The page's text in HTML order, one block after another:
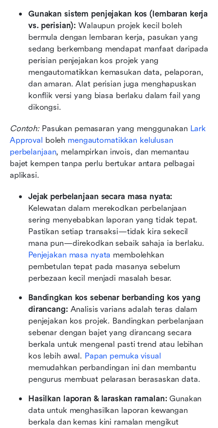
Gunakan sistem penjejakan kos (lembaran kerja
vs. perisian): Walaupun projek kecil boleh
bermula dengan lembaran kerja, pasukan yang
sedang berkembang mendapat manfaat daripada
perisian penjejakan kos projek yang
mengautomatikkan kemasukan data, pelaporan,
dan amaran. Alat perisian juga menghapuskan
konflik versi yang biasa berlaku dalam fail yang
dikongsi.
Contoh: Pasukan pemasaran yang menggunakan Lark
Approval boleh mengautomatikkan kelulusan
perbelanjaan, melampirkan invois, dan memantau
bajet kempen tanpa perlu bertukar antara pelbagai
aplikasi.
Jejak perbelanjaan secara masa nyata:
Kelewatan dalam merekodkan perbelanjaan
sering menyebabkan laporan yang tidak tepat.
Pastikan setiap transaksi—tidak kira sekecil
Penjejakan masa nyata membolehkan
pembetulan tepat pada masanya sebelum
perbezaan kecil menjadi masalah besar.
Bandingkan kos sebenar berbanding kos yang
dirancang: Analisis varians adalah teras dalam
penjejakan kos projek. Bandingkan perbelanjaan
sebenar dengan bajet yang dirancang secara
berkala untuk mengenal pasti trend atau lebihan
kos lebih awal. Papan pemuka visual
memudahkan perbandingan ini dan membantu
pengurus membuat pelarasan berasaskan data.
Hasilkan laporan & laraskan ramalan: Gunakan
data untuk menghasilkan laporan kewangan
berkala dan kemas kini ramalan mengikut